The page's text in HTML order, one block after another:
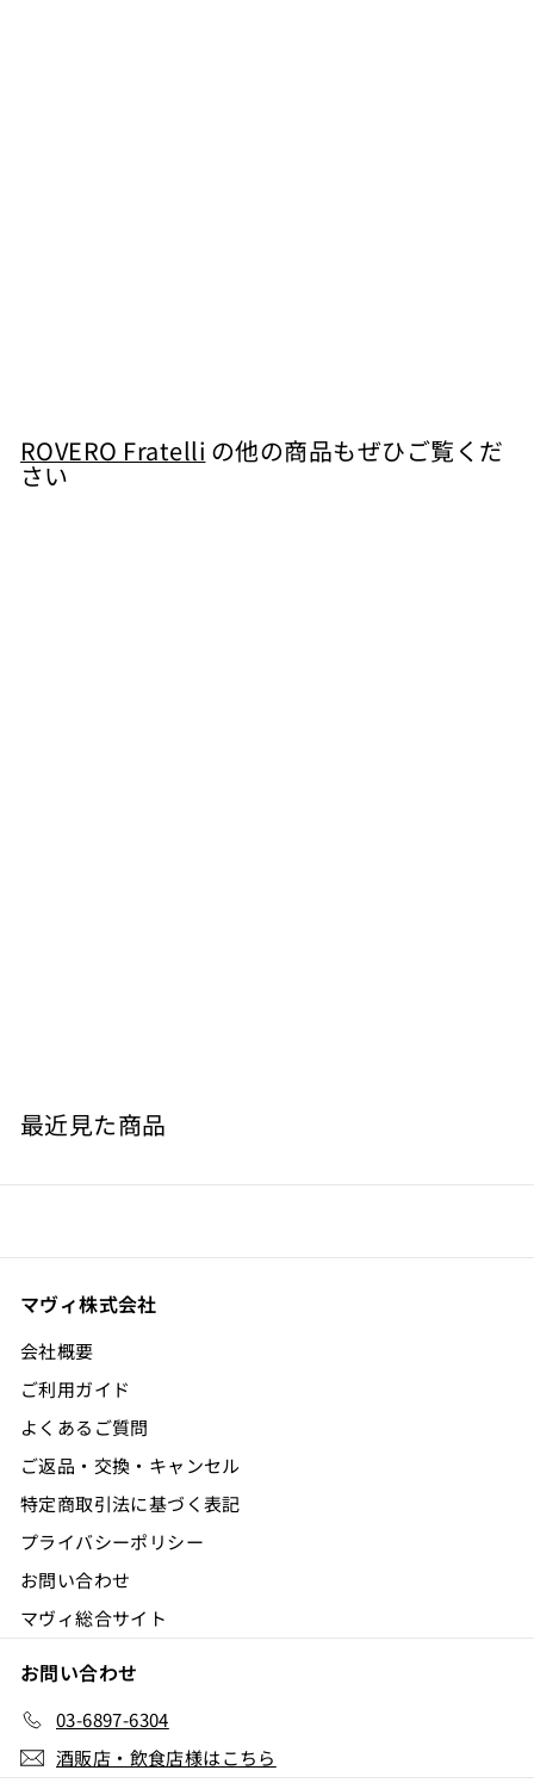
8
ROVERO Fratelli の他の商品もぜひご覧くだ
さい
8
0
最近見た商品
マヴィ株式会社
会社概要
ご利用ガイド
よくあるご質問
ご返品・交換・キャンセル
特定商取引法に基づく表記
プライバシーポリシー
お問い合わせ
マヴィ総合サイト
お問い合わせ
03-6897-6304
酒販店・飲食店様はこちら